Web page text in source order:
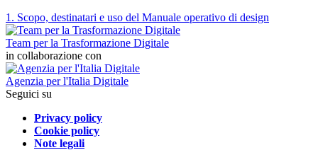
1. Scopo, destinatari e uso del Manuale operativo di design
Team per la Trasformazione Digitale
in collaborazione con
Agenzia per l'Italia Digitale
Seguici su
Privacy policy
Cookie policy
Note legali